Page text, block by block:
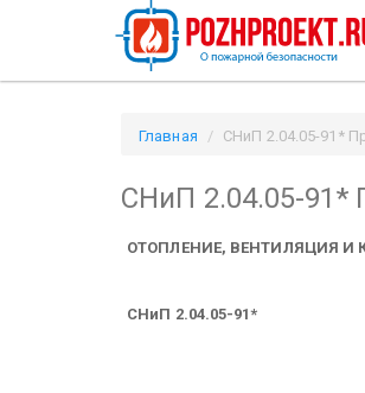
Главная СНиП 2.04.05-91*
СНиП 2.04.05-91*
ОТОПЛЕНИЕ, ВЕНТИЛЯЦИЯ
СНиП 2.04.05-91*